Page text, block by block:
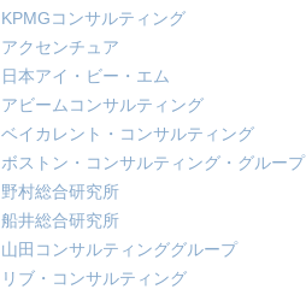
KPMGコンサルティング
アクセンチュア
日本アイ・ビー・エム
アビームコンサルティング
ベイカレント・コンサルティング
ボストン・コンサルティング・グループ
野村総合研究所
船井総合研究所
山田コンサルティンググループ
リブ・コンサルティング